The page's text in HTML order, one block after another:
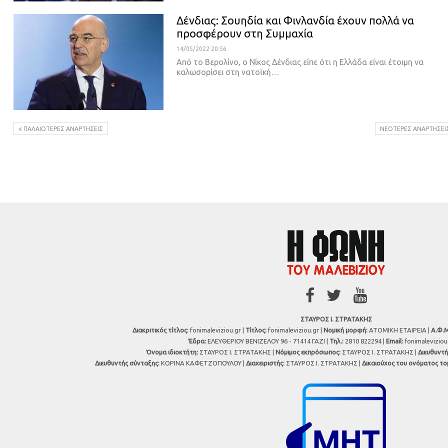
Δένδιας: Σουηδία και Φινλανδία έχουν πολλά να
προσφέρουν στη Συμμαχία
14/05/2022 20:56
Από το Βερολίνο, ο Νίκος Δένδιας είπε ότι η Ελλάδα είναι έτοιμη να
καλωσορίσει στη νατοϊκή…
ΠΑΛΑΙΌΤΕΡΕΣ ΑΝΑΡΤΉΣΕΙΣ ΝΕΌΤΕΡΕΣ
ΣΤΑΥΡΟΣ Ι. ΣΤΡΑΤΑΚΗΣ
Διακριτικός τίτλος: fonimaleviziou.gr | Τίτλος: fonimaleviziou.gr | Νομική μορφή: ΑΤΟΜΙΚΗ ΕΤΑΙΡΕΙΑ |
Έδρα: ΕΛΕΥΘΕΡΙΟΥ ΒΕΝΙΖΕΛΟΥ 96 - 71414 ΓΑΖΙ | Τηλ.: 2810 822294 | Εmail:
Όνομα ιδιοκτήτη: ΣΤΑΥΡΟΣ Ι. ΣΤΡΑΤΑΚΗΣ | Νόμιμος εκπρόσωπος: ΣΤΑΥΡΟΣ Ι. ΣΤΡΑΤΑΚΗΣ |
Διευθυντής σύνταξης: ΚΟΡΙΝΑ ΚΑΦΕΤΖΟΠΟΥΛΟΥ | Διαχειριστής: ΣΤΑΥΡΟΣ Ι. ΣΤΡΑΤΑΚΗΣ | Δικαιούχος του ονόματος